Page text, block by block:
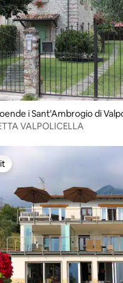
i Sant'Ambrogio di
VALPOLICELLA